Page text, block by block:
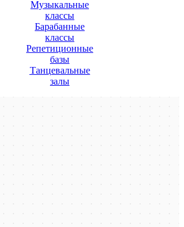
Музыкальные
классы
Барабанные
классы
Репетиционные
базы
Танцевальные
залы